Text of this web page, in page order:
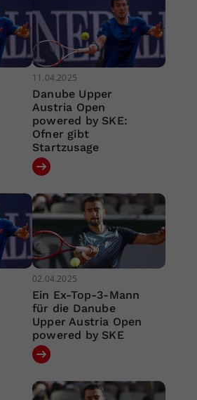
11.04.2025
Danube Upper
Austria Open
powered by SKE:
Ofner gibt
Startzusage
02.04.2025
Ein Ex-Top-3-Mann
für die Danube
Upper Austria Open
powered by SKE